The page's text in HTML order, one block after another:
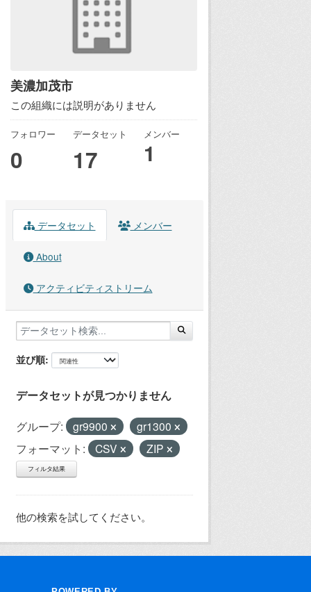
美濃加茂市
この組織には説明がありません
フォロワー
0
データセット
17
メンバー
1
データセット メンバー
About
アクティビティストリーム
並び順
データセットが見つかりません
グループ: gr9900
gr1300
フォーマット:
CSV ZIP
フィルタ結果
他の検索を試してください。